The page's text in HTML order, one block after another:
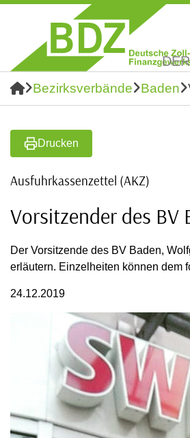
Bezirksverbände Baden
Drucken
Ausfuhrkassenzettel (AKZ)
Vorsitzender des BV
Der Vorsitzende des BV Baden,
erläutern. Einzelheiten können dem
24.12.2019